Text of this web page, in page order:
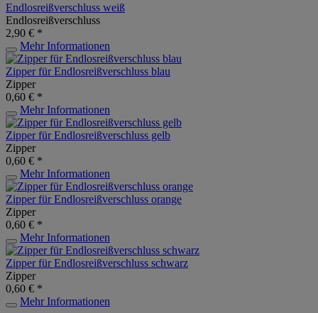
Endlosreißverschluss weiß
Endlosreißverschluss
2,90 € *
Mehr Informationen
Zipper für Endlosreißverschluss blau
Zipper
0,60 € *
Mehr Informationen
Zipper für Endlosreißverschluss gelb
Zipper
0,60 € *
Mehr Informationen
Zipper für Endlosreißverschluss orange
Zipper
0,60 € *
Mehr Informationen
Zipper für Endlosreißverschluss schwarz
Zipper
0,60 € *
Mehr Informationen